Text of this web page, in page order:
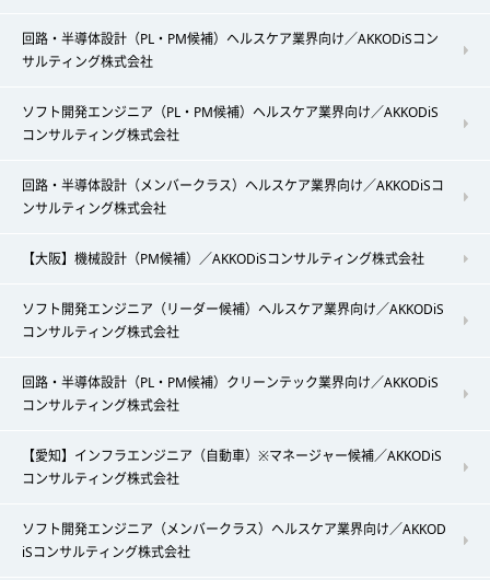
回路・半導体設計（PL・PM候補）ヘルスケア業界向け／AKKODiSコン
サルティング株式会社
ソフト開発エンジニア（PL・PM候補）ヘルスケア業界向け／AKKODiS
コンサルティング株式会社
回路・半導体設計（メンバークラス）ヘルスケア業界向け／AKKODiSコ
ンサルティング株式会社
【大阪】機械設計（PM候補）／AKKODiSコンサルティング株式会社
ソフト開発エンジニア（リーダー候補）ヘルスケア業界向け／AKKODiS
コンサルティング株式会社
回路・半導体設計（PL・PM候補）クリーンテック業界向け／AKKODiS
コンサルティング株式会社
【愛知】インフラエンジニア（自動車）※マネージャー候補／AKKODiS
コンサルティング株式会社
ソフト開発エンジニア（メンバークラス）ヘルスケア業界向け／AKKOD
iSコンサルティング株式会社